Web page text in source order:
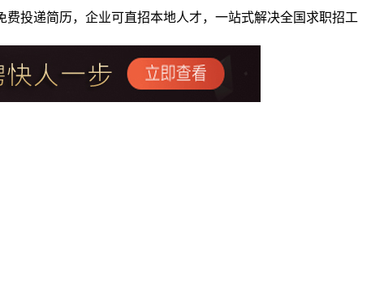
投递简历，企业可直招本地人才，一站式解决全国求职招工